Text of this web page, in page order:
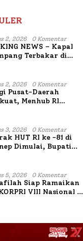
2, 2026 0 Komentar
NEWS – Kapal
Terbakar di
2, 2026 0 Komentar
Pusat-Daerah
Menhub RI
Sentosa II
3, 2026 0 Komentar
HUT RI ke -81 di
Dimulai, Bupati
5, 2026 0 Komentar
Siap Ramaikan
VIII Nasional di